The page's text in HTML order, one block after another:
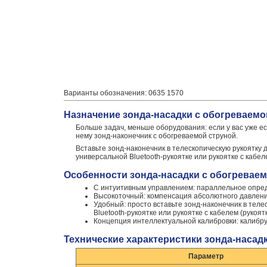
Варианты обозначения: 0635 1570
Назначение зонда-насадки с
Больше задач, меньше оборудования: если у вас уже
нему зонд-наконечник с обогреваемой струной.
Вставьте зонд-наконечник в телескопическую
универсальной Bluetooth-рукоятке или рукоятке с
Особенности зонда-насадки с
С интуитивным управлением: параллельное
Высокоточный: компенсация абсолютного
Удобный: просто вставьте зонд-наконечник в
Bluetooth-рукоятке или рукоятке с кабелем
Концепция интеллектуальной калибровки:
Технические характеристики зонда-
Параметр